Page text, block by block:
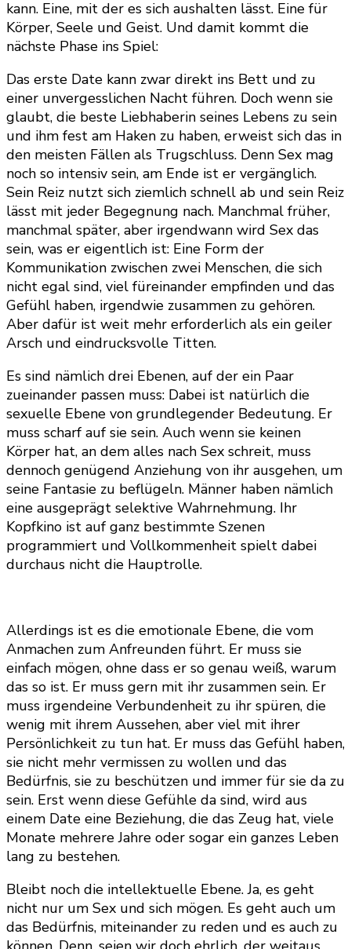
kann. Eine, mit der es sich aushalten lässt. Eine für
Körper, Seele und Geist. Und damit kommt die
nächste Phase ins Spiel:
Das erste Date kann zwar direkt ins Bett und zu
einer unvergesslichen Nacht führen. Doch wenn sie
glaubt, die beste Liebhaberin seines Lebens zu sein
und ihm fest am Haken zu haben, erweist sich das in
den meisten Fällen als Trugschluss. Denn Sex mag
noch so intensiv sein, am Ende ist er vergänglich.
Sein Reiz nutzt sich ziemlich schnell ab und sein Reiz
lässt mit jeder Begegnung nach. Manchmal früher,
manchmal später, aber irgendwann wird Sex das
sein, was er eigentlich ist: Eine Form der
Kommunikation zwischen zwei Menschen, die sich
nicht egal sind, viel füreinander empfinden und das
Gefühl haben, irgendwie zusammen zu gehören.
Aber dafür ist weit mehr erforderlich als ein geiler
Arsch und eindrucksvolle Titten.
Es sind nämlich drei Ebenen, auf der ein Paar
zueinander passen muss: Dabei ist natürlich die
sexuelle Ebene von grundlegender Bedeutung. Er
muss scharf auf sie sein. Auch wenn sie keinen
Körper hat, an dem alles nach Sex schreit, muss
dennoch genügend Anziehung von ihr ausgehen, um
seine Fantasie zu beflügeln. Männer haben nämlich
eine ausgeprägt selektive Wahrnehmung. Ihr
Kopfkino ist auf ganz bestimmte Szenen
programmiert und Vollkommenheit spielt dabei
durchaus nicht die Hauptrolle.
Allerdings ist es die emotionale Ebene, die vom
Anmachen zum Anfreunden führt. Er muss sie
einfach mögen, ohne dass er so genau weiß, warum
das so ist. Er muss gern mit ihr zusammen sein. Er
muss irgendeine Verbundenheit zu ihr spüren, die
wenig mit ihrem Aussehen, aber viel mit ihrer
Persönlichkeit zu tun hat. Er muss das Gefühl haben,
sie nicht mehr vermissen zu wollen und das
Bedürfnis, sie zu beschützen und immer für sie da zu
sein. Erst wenn diese Gefühle da sind, wird aus
einem Date eine Beziehung, die das Zeug hat, viele
Monate mehrere Jahre oder sogar ein ganzes Leben
lang zu bestehen.
Bleibt noch die intellektuelle Ebene. Ja, es geht
nicht nur um Sex und sich mögen. Es geht auch um
das Bedürfnis, miteinander zu reden und es auch zu